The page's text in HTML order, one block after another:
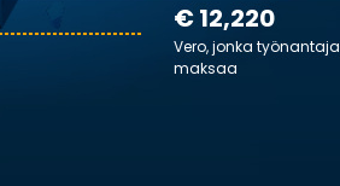
€ 12,220
Vero, jonka työnantaja
maksaa